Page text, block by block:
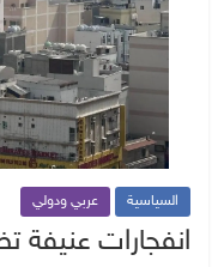
السياسية عربي ودولي
انفجارات عنيفة